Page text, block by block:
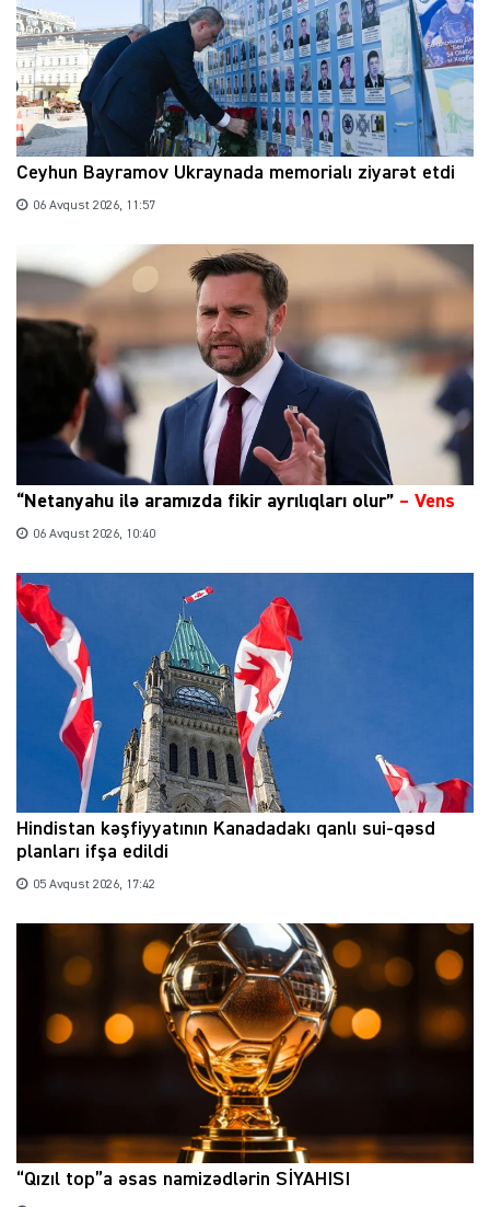
Ceyhun Bayramov Ukraynada memorialı ziyarət etdi
06 Avqust 2026, 11:57
“Netanyahu ilə aramızda fikir ayrılıqları olur” – Vens
06 Avqust 2026, 10:40
Hindistan kəşfiyyatının Kanadadakı qanlı sui-qəsd
planları ifşa edildi
05 Avqust 2026, 17:42
“Qızıl top”a əsas namizədlərin SİYAHISI